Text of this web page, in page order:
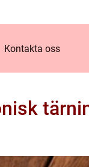
Kontakta oss